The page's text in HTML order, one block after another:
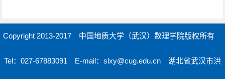
Copyright 2013-2017 中国地质大学（武汉）数理学院版权所有
Tel：027-67883091 E-mail：slxy@cug.edu.cn 湖北省武汉市洪